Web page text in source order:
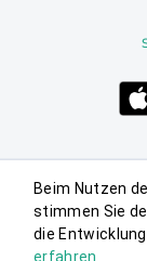
Beim Nutzen
stimmen Sie
die
erfahren